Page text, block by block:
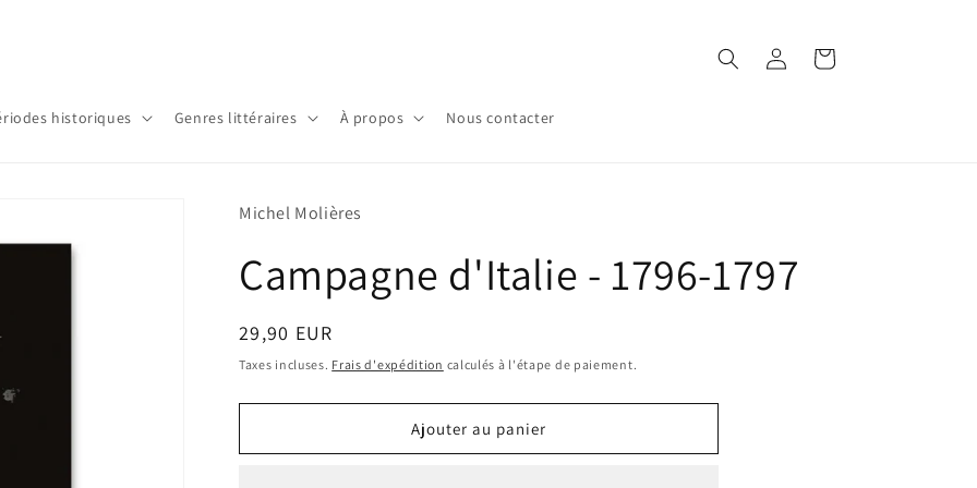
historiques Genres littéraires À propos Nous contacter
Connexion Panier
Michel Molières
Campagne d'Italie - 1796-1797
Prix
habituel
29,90 EUR
Taxes incluses. Frais d'expédition calculés à l'étape de paiement.
Ajouter au panier